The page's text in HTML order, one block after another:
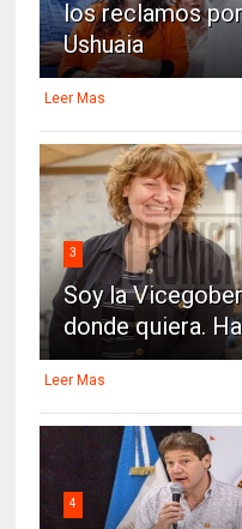
los reclamos
Ushuaia
Leer Mas
3
Soy la
donde quiera.
Leer Mas
4